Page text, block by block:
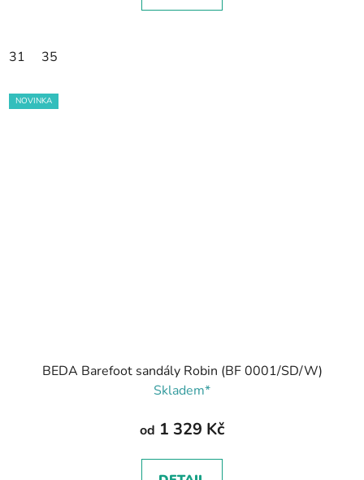
31 35
NOVINKA
BEDA Barefoot sandály Robin (BF 0001/SD/W)
Skladem*
od 1 329 Kč